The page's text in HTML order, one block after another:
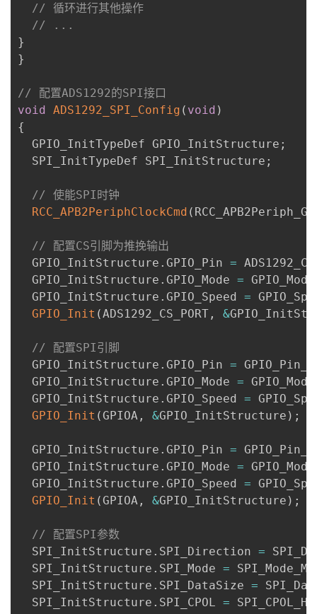
// 循环进行其他操作
// ...
}
}
// 配置ADS1292的SPI接口
void
ADS1292_SPI_Config ( void )
{
  GPIO_InitTypeDef GPIO_InitStructure
;
  SPI_InitTypeDef SPI_InitStructure
;
// 使能SPI时钟
RCC_APB2PeriphClockCmd (
// 配置CS引脚为推挽输出
  GPIO_InitStructure
. GPIO_Pin =
  GPIO_InitStructure
. GPIO_Mode =
  GPIO_InitStructure
. GPIO_Speed =
GPIO_Init (ADS1292_CS_PORT , &
// 配置SPI引脚
  GPIO_InitStructure
. GPIO_Pin =
  GPIO_InitStructure
. GPIO_Mode =
  GPIO_InitStructure
. GPIO_Speed =
GPIO_Init (GPIOA , &GPIO_InitStructure ) ;
  GPIO_InitStructure
. GPIO_Pin = GPIO_Pin_6
  GPIO_InitStructure
. GPIO_Mode =
  GPIO_InitStructure
. GPIO_Speed =
GPIO_Init (GPIOA , &GPIO_InitStructure ) ;
// 配置SPI参数
  SPI_InitStructure
. SPI_Direction =
  SPI_InitStructure
. SPI_Mode =
  SPI_InitStructure
. SPI_DataSize =
  SPI_InitStructure
. SPI_CPOL =